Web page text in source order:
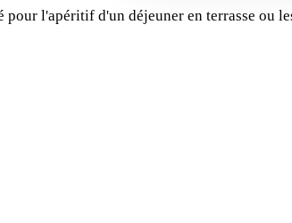
l'apéritif d'un déjeuner en terrasse ou